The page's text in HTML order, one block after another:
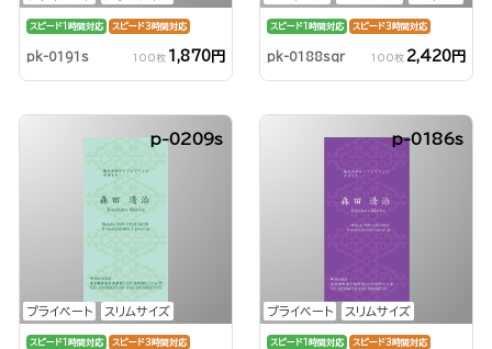
スピード1時間対応 スピード3時間対応
pk-0191s 100枚 1,870円
スピード1時間対応 スピード3時間対応
pk-0188sqr 100枚 2,420円
プライベート スリムサイズ
p-0209s
スピード1時間対応 スピード3時間対応
プライベート スリムサイズ
p-0186s
スピード1時間対応 スピード3時間対応